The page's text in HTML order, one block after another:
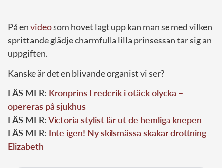
På envideosom hovet lagt upp kan man se med vilken
sprittande glädje charmfulla lilla prinsessan tar sig an
uppgiften.
Kanske är det en blivande organist vi ser?
LÄS MER: Kronprins Frederik i otäck olycka –
opereras på sjukhus
LÄS MER:Victoria stylist lär ut de hemliga knepen
LÄS MER: Inte igen! Ny skilsmässa skakar drottning
Elizabeth